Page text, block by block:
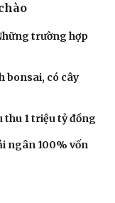
trường hợp
bonsai, có cây
thu 1 triệu tỷ đồng
ngân 100% vốn